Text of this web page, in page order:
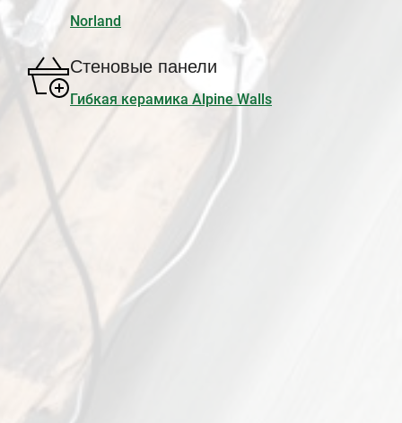
Norland
Стеновые панели
Гибкая керамика Alpine Walls